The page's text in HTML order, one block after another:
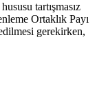
tartışmasız
Ortaklık Payı
gerekirken,